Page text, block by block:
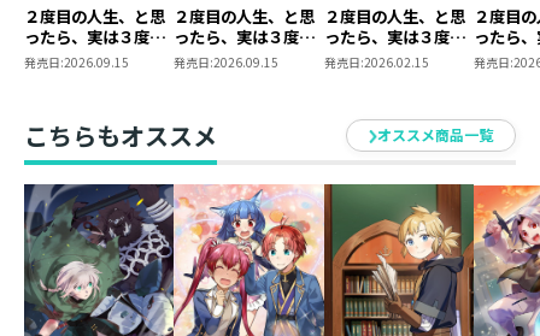
２度目の人生、と思
ったら、実は３度目
だった。８～歴史知
発売日:2026.09.15
２度目の人生、と思
ったら、実は３度目
だった。～歴史知識
発売日:2026.09.15
２度目の人生、と思
ったら、実は３度目
だった。7 ～歴史知
ます～
発売日:2026.02.15
２度目
ったら
だった
す～
発売日:
こちらもオススメ オススメ商品一覧